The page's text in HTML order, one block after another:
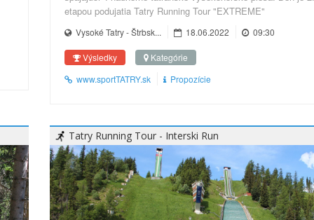
etapou podujatia Tatry Running Tour "EXTREME"
Vysoké Tatry - Štrbsk... 18.06.2022 09:30
Výsledky
Kategórie
www.sportTATRY.sk
Propozície
Tatry Running Tour - Interski Run